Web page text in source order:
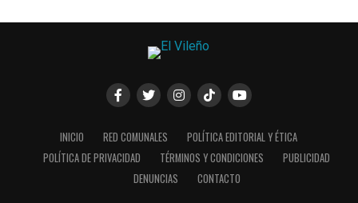
INICIO RED COMUNALES
POLÍTICA EDITORIAL Y ÉTICA
POLÍTICA DE PRIVACIDAD
TÉRMINOS Y CONDICIONES
PUBLICIDAD
DENUNCIAS
CONTACTO